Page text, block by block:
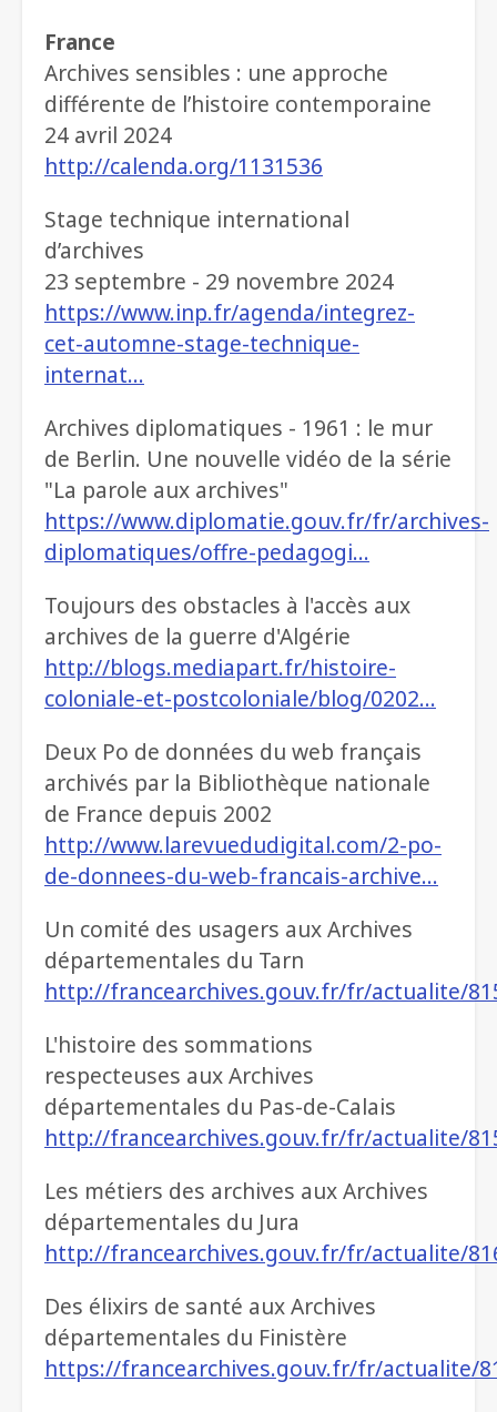
France
Archives sensibles : une approche
différente de l’histoire contemporaine
24 avril 2024
http://calenda.org/1131536
Stage technique international
d’archives
23 septembre - 29 novembre 2024
https://www.inp.fr/agenda/integrez-
cet-automne-stage-technique-
internat…
Archives diplomatiques - 1961 : le mur
de Berlin. Une nouvelle vidéo de la série
"La parole aux archives"
https://www.diplomatie.gouv.fr/fr/archives-
diplomatiques/offre-pedagogi…
Toujours des obstacles à l'accès aux
archives de la guerre d'Algérie
http://blogs.mediapart.fr/histoire-
coloniale-et-postcoloniale/blog/0202…
Deux Po de données du web français
archivés par la Bibliothèque nationale
de France depuis 2002
http://www.larevuedudigital.com/2-po-
de-donnees-du-web-francais-archive…
Un comité des usagers aux Archives
départementales du Tarn
http://francearchives.gouv.fr/fr/actualite/
L'histoire des sommations
respecteuses aux Archives
départementales du Pas-de-Calais
http://francearchives.gouv.fr/fr/actualite/
Les métiers des archives aux Archives
départementales du Jura
http://francearchives.gouv.fr/fr/actualite/
Des élixirs de santé aux Archives
départementales du Finistère
https://francearchives.gouv.fr/fr/actualite/